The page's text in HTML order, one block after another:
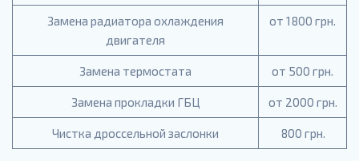
Замена радиатора охлаждения
двигателя
от 1800 грн.
Замена термостата от 500 грн.
Замена прокладки ГБЦ от 2000 грн.
Чистка дроссельной заслонки 800 грн.